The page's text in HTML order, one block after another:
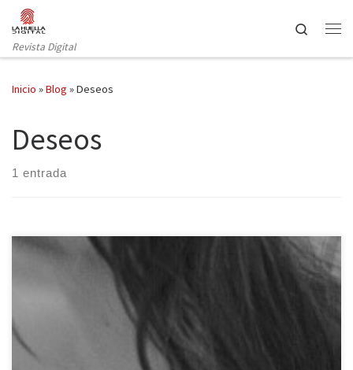
Saltar al contenido
Revista Digital
Search
Inicio »Blog »Deseos
Deseos
1 entrada
Eras tú y yo no lo sabía. No estabas tan cerca, pero te sentía. Me
hablaste al oído, sentí que moría. Un océano inmenso marco mi
partida. Hasta encontrarte mil cosas haría Y sin pensarlo llegó
aquel día Tu voz escuche y no era mentira. No podía creerlo la